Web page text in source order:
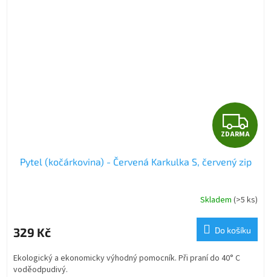
Z
D
A
R
M
A
ZDARMA
Pytel (kočárkovina) - Červená Karkulka S, červený zip
Skladem (>5 ks)
329 Kč Do košíku
Ekologický a ekonomicky výhodný pomocník. Při praní do 40° C
voděodpudivý.